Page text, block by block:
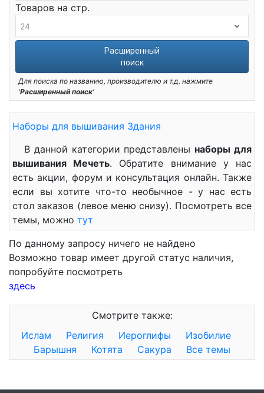
Товаров на стр.
Расширенный
поиск
Для поиска по названию, производителю и т.д. нажмите
'Расширенный поиск'
Наборы для вышивания Здания
В данной категории представлены наборы для
вышивания Мечеть. Обратите внимание у нас
есть акции, форум и консультация онлайн. Также
если вы хотите что-то необычное - у нас есть
стол заказов (левое меню снизу). Посмотреть все
темы, можно тут
По данному запросу ничего не найдено
Возможно товар имеет другой статус наличия,
попробуйте посмотреть
здесь
Смотрите также:
Ислам
Религия Иероглифы
Изобилие
Барышня
Котята Сакура Все темы